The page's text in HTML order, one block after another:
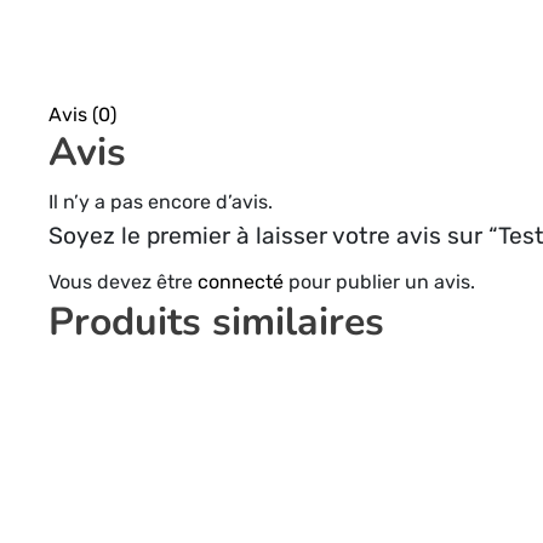
Avis (0)
Avis
Il n’y a pas encore d’avis.
Soyez le premier à laisser votre avis sur
Vous devez être connecté pour publier un avis.
Produits similaires